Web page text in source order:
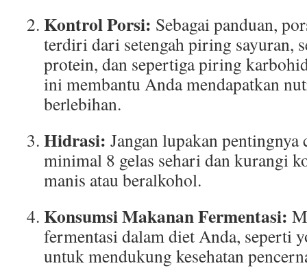
Kontrol Porsi: Sebagai panduan,
terdiri dari setengah piring sayuran,
protein, dan sepertiga piring
ini membantu Anda mendapatkan
berlebihan.
Hidrasi: Jangan lupakan
minimal 8 gelas sehari dan kurangi
manis atau beralkohol.
Konsumsi Makanan Fermentasi:
fermentasi dalam diet Anda, seperti
untuk mendukung kesehatan